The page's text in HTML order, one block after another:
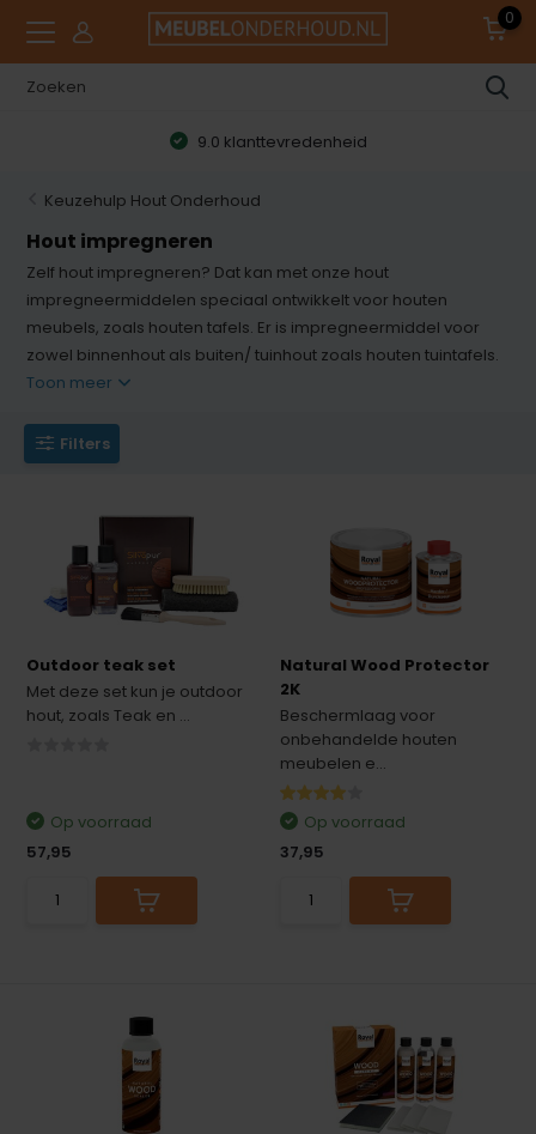
0
9.0 klanttevredenheid
Keuzehulp Hout Onderhoud
Hout impregneren
Zelf hout impregneren? Dat kan met onze hout
impregneermiddelen speciaal ontwikkelt voor houten
meubels, zoals houten tafels. Er is impregneermiddel voor
zowel binnenhout als buiten/ tuinhout zoals houten tuintafels.
Toon meer
Filters
Outdoor teak set
Met deze set kun je outdoor
hout, zoals Teak en ...
Op voorraad
57,95
Natural Wood Protector
2K
Beschermlaag voor
onbehandelde houten
meubelen e...
Op voorraad
37,95